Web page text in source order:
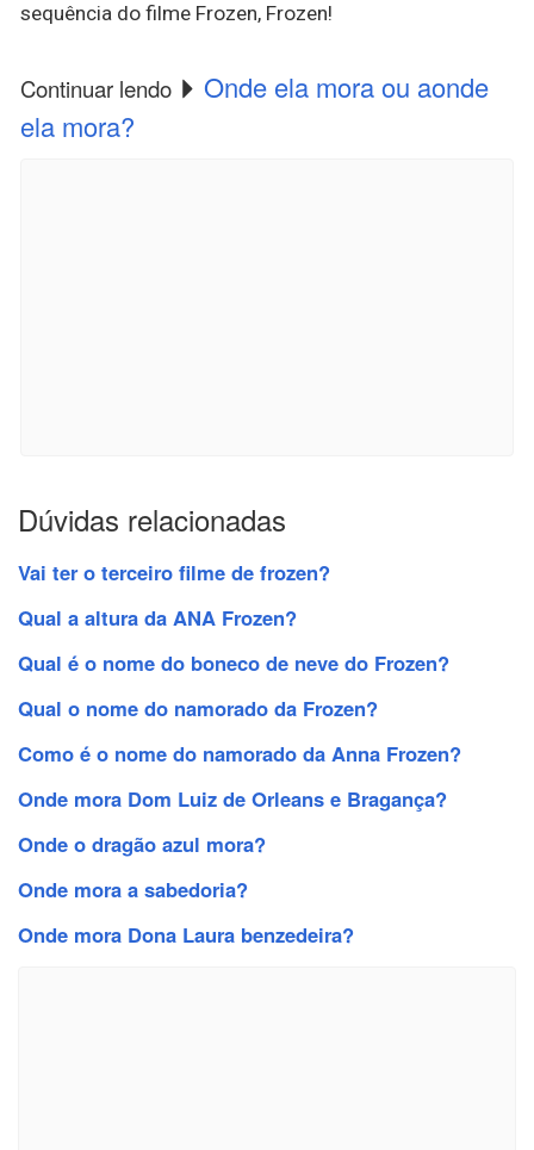
sequência do filme Frozen, Frozen!
Continuar lendo
Onde ela mora ou aonde
ela mora?
Dúvidas relacionadas
Vai ter o terceiro filme de frozen?
Qual a altura da ANA Frozen?
Qual é o nome do boneco de neve do Frozen?
Qual o nome do namorado da Frozen?
Como é o nome do namorado da Anna Frozen?
Onde mora Dom Luiz de Orleans e Bragança?
Onde o dragão azul mora?
Onde mora a sabedoria?
Onde mora Dona Laura benzedeira?